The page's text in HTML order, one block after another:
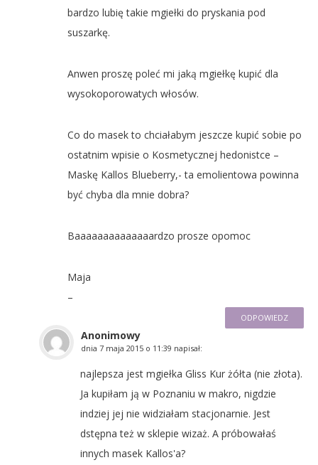
bardzo lubię takie mgiełki do pryskania pod
suszarkę.
Anwen proszę poleć mi jaką mgiełkę kupić dla
wysokoporowatych włosów.
Co do masek to chciałabym jeszcze kupić sobie po
ostatnim wpisie o Kosmetycznej hedonistce –
Maskę Kallos Blueberry,- ta emolientowa powinna
być chyba dla mnie dobra?
Baaaaaaaaaaaaaardzo prosze opomoc
Maja
–
ODPOWIEDZ
Anonimowy
dnia 7 maja 2015 o 11:39 napisał:
najlepsza jest mgiełka Gliss Kur żółta (nie złota).
Ja kupiłam ją w Poznaniu w makro, nigdzie
indziej jej nie widziałam stacjonarnie. Jest
dstępna też w sklepie wizaż. A próbowałaś
innych masek Kallos'a?